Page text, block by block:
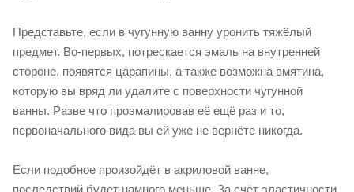
Представьте, если в чугунную ванну уронить тяжёлый
предмет. Во-первых, потрескается эмаль на внутренней
стороне, появятся царапины, а также возможна вмятина,
которую вы вряд ли удалите с поверхности чугунной
ванны. Разве что проэмалировав её ещё раз и то,
первоначального вида вы ей уже не вернёте никогда.
Если подобное произойдёт в акриловой ванне,
последствий будет намного меньше. За счёт эластичности